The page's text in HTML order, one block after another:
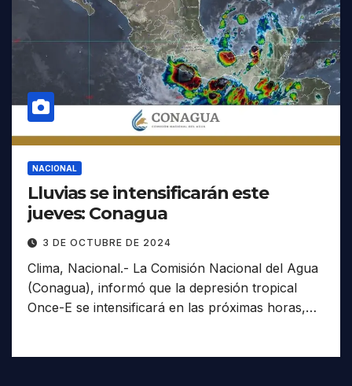
NACIONAL
Lluvias se intensificarán este
jueves: Conagua
3 DE OCTUBRE DE 2024
Clima, Nacional.- La Comisión Nacional del Agua
(Conagua), informó que la depresión tropical
Once-E se intensificará en las próximas horas,…